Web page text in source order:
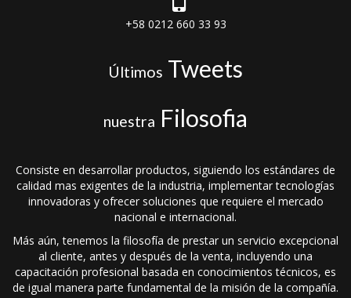
+58 0212 660 33 93
Últimos Tweets
nuestra Filosofia
Consiste en desarrollar productos, siguiendo los estándares de
calidad mas exigentes de la industria, implementar tecnologías
innovadoras y ofrecer soluciones que requiere el mercado
nacional e internacional.
Más aún, tenemos la filosofía de prestar un servicio excepcional
al cliente, antes y después de la venta, incluyendo una
capacitación profesional basada en conocimientos técnicos, es
de igual manera parte fundamental de la misión de la compañía.